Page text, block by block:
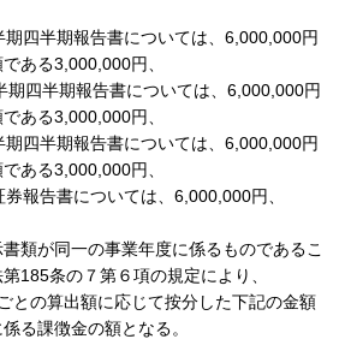
期四半期報告書については、6,000,000円
ある3,000,000円、
期四半期報告書については、6,000,000円
ある3,000,000円、
期四半期報告書については、6,000,000円
ある3,000,000円、
報告書については、6,000,000円、
類が同一の事業年度に係るものであるこ
185条の７第６項の規定により、
との算出額に応じて按分した下記の金額
る課徴金の額となる。